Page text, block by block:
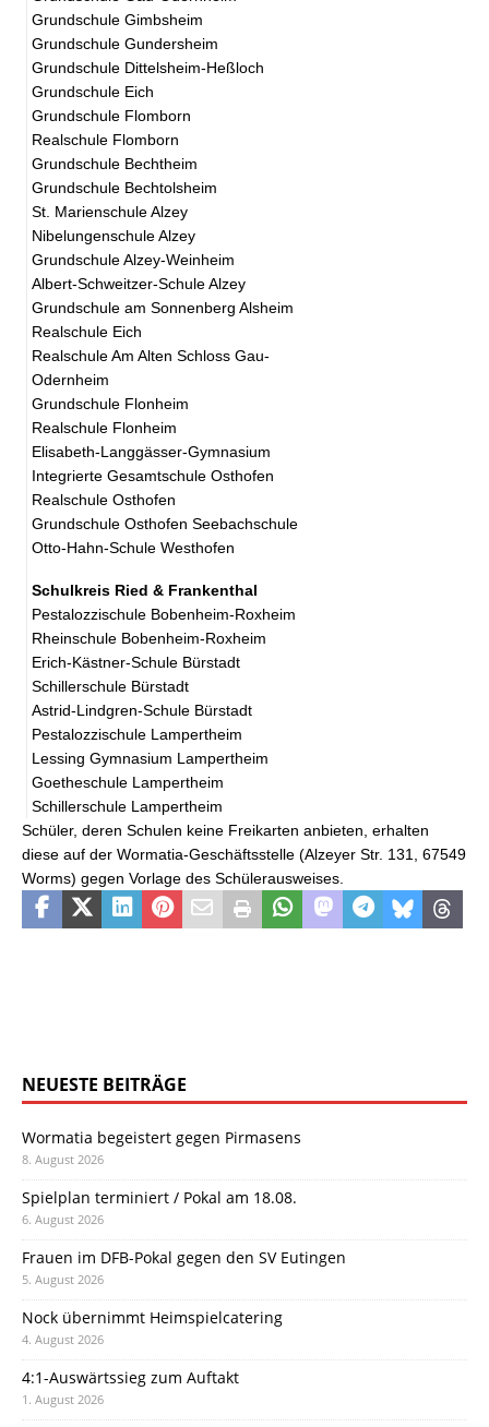
Grundschule Gimbsheim
Grundschule Gundersheim
Grundschule Dittelsheim-Heßloch
Grundschule Eich
Grundschule Flomborn
Realschule Flomborn
Grundschule Bechtheim
Grundschule Bechtolsheim
St. Marienschule Alzey
Nibelungenschule Alzey
Grundschule Alzey-Weinheim
Albert-Schweitzer-Schule Alzey
Grundschule am Sonnenberg Alsheim
Realschule Eich
Realschule Am Alten Schloss Gau-
Odernheim
Grundschule Flonheim
Realschule Flonheim
Elisabeth-Langgässer-Gymnasium
Integrierte Gesamtschule Osthofen
Realschule Osthofen
Grundschule Osthofen Seebachschule
Otto-Hahn-Schule Westhofen
Schulkreis Ried & Frankenthal
Pestalozzischule Bobenheim-Roxheim
Rheinschule Bobenheim-Roxheim
Erich-Kästner-Schule Bürstadt
Schillerschule Bürstadt
Astrid-Lindgren-Schule Bürstadt
Pestalozzischule Lampertheim
Lessing Gymnasium Lampertheim
Goetheschule Lampertheim
Schillerschule Lampertheim
Schüler, deren Schulen keine Freikarten anbieten, erhalten
diese auf der Wormatia-Geschäftsstelle (Alzeyer Str. 131, 67549
Worms) gegen Vorlage des Schülerausweises.
NEUESTE BEITRÄGE
Wormatia begeistert gegen Pirmasens
8. August 2026
Spielplan terminiert / Pokal am 18.08.
6. August 2026
Frauen im DFB-Pokal gegen den SV Eutingen
5. August 2026
Nock übernimmt Heimspielcatering
4. August 2026
4:1-Auswärtssieg zum Auftakt
1. August 2026